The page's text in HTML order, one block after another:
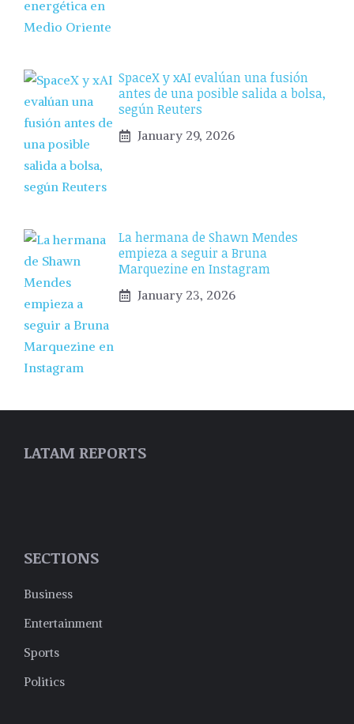
SpaceX y xAI evalúan una fusión
antes de una posible salida a bolsa,
según Reuters
January 29, 2026
La hermana de Shawn Mendes
empieza a seguir a Bruna
Marquezine en Instagram
January 23, 2026
LATAM REPORTS
SECTIONS
Business
Entertainment
Sports
Politics